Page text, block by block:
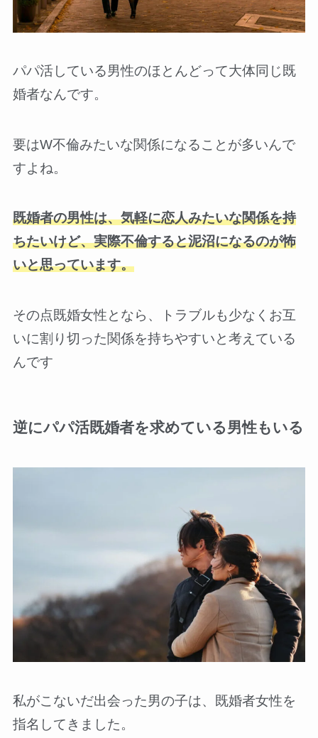
パパ活している男性のほとんどって大体同じ既
婚者なんです。
要はW不倫みたいな関係になることが多いんで
すよね。
既婚者の男性は、気軽に恋人みたいな関係を持
ちたいけど、実際不倫すると泥沼になるのが怖
いと思っています。
その点既婚女性となら、トラブルも少なくお互
いに割り切った関係を持ちやすいと考えている
んです
逆にパパ活既婚者を求めている男性もいる
私がこないだ出会った男の子は、既婚者女性を
指名してきました。